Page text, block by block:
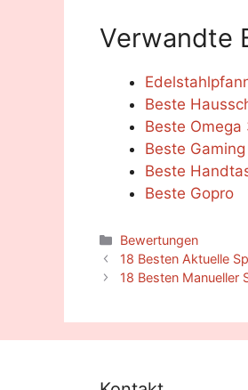
Verwandte
Beste
Beste Omega
Beste
Beste
Beste Gopro
Categories
Bewertungen
18 Besten Aktuelle
18 Besten Manueller